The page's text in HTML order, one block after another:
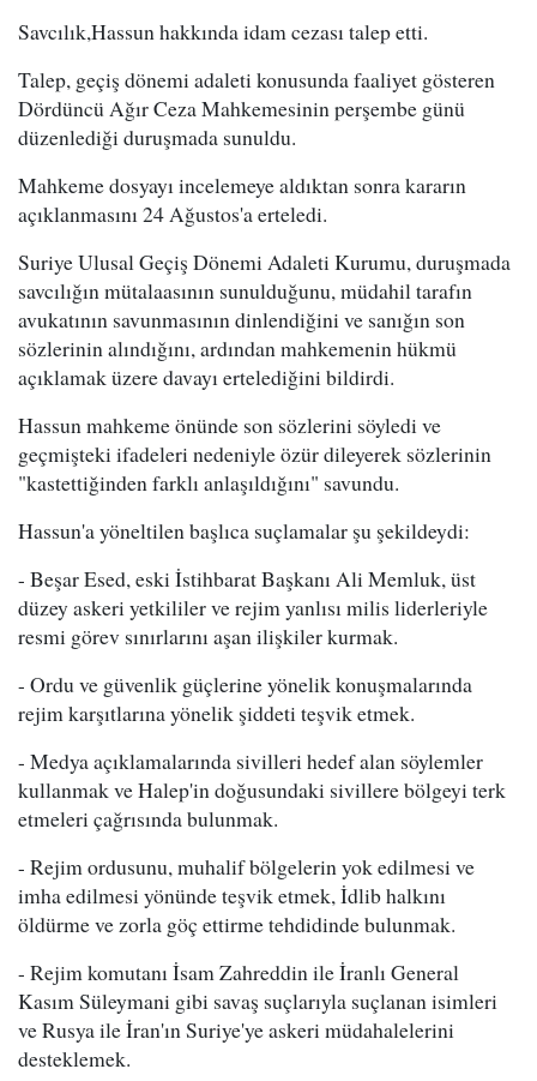
Savcılık,Hassun hakkında idam cezası talep etti.
Talep, geçiş dönemi adaleti konusunda faaliyet gösteren
Dördüncü Ağır Ceza Mahkemesinin perşembe günü
düzenlediği duruşmada sunuldu.
Mahkeme dosyayı incelemeye aldıktan sonra kararın
açıklanmasını 24 Ağustos'a erteledi.
Suriye Ulusal Geçiş Dönemi Adaleti Kurumu, duruşmada
savcılığın mütalaasının sunulduğunu, müdahil tarafın
avukatının savunmasının dinlendiğini ve sanığın son
sözlerinin alındığını, ardından mahkemenin hükmü
açıklamak üzere davayı ertelediğini bildirdi.
Hassun mahkeme önünde son sözlerini söyledi ve
geçmişteki ifadeleri nedeniyle özür dileyerek sözlerinin
"kastettiğinden farklı anlaşıldığını" savundu.
Hassun'a yöneltilen başlıca suçlamalar şu şekildeydi:
- Beşar Esed, eski İstihbarat Başkanı Ali Memluk, üst
düzey askeri yetkililer ve rejim yanlısı milis liderleriyle
resmi görev sınırlarını aşan ilişkiler kurmak.
- Ordu ve güvenlik güçlerine yönelik konuşmalarında
rejim karşıtlarına yönelik şiddeti teşvik etmek.
- Medya açıklamalarında sivilleri hedef alan söylemler
kullanmak ve Halep'in doğusundaki sivillere bölgeyi terk
etmeleri çağrısında bulunmak.
- Rejim ordusunu, muhalif bölgelerin yok edilmesi ve
imha edilmesi yönünde teşvik etmek, İdlib halkını
öldürme ve zorla göç ettirme tehdidinde bulunmak.
- Rejim komutanı İsam Zahreddin ile İranlı General
Kasım Süleymani gibi savaş suçlarıyla suçlanan isimleri
ve Rusya ile İran'ın Suriye'ye askeri müdahalelerini
desteklemek.